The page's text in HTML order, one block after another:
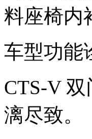
料座椅内
车型功能
CTS-V
漓尽致。